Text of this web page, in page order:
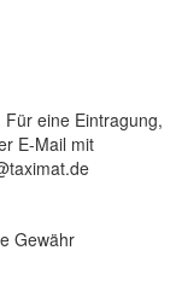
eine Eintragung,
E-Mail mit
Gewähr